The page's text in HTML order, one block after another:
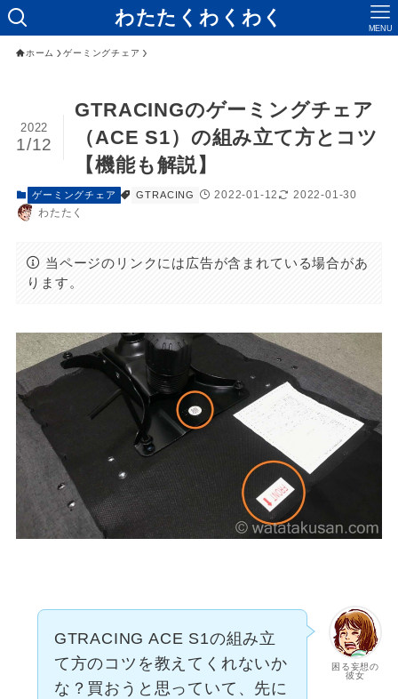
わたたくわくわく MENU
ホーム ゲーミングチェア
GTRACINGのゲーミングチェア
（ACE S1）の組み立て方とコツ
【機能も解説】
2022
1/12
ゲーミングチェア GTRACING 2022-01-12
2022-01-30
わたたく
当ページのリンクには広告が含まれている場合があ
ります。
困る妄想の
彼女
GTRACING ACE S1の組み立
て方のコツを教えてくれないか
な？買おうと思っていて、先に